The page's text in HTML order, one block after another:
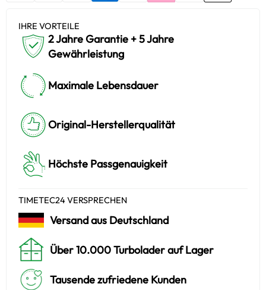
IHRE VORTEILE
2 Jahre Garantie + 5 Jahre
Gewährleistung
Maximale Lebensdauer
Original-Herstellerqualität
Höchste Passgenauigkeit
TIMETEC24 VERSPRECHEN
Versand aus Deutschland
Über 10.000 Turbolader auf Lager
Tausende zufriedene Kunden